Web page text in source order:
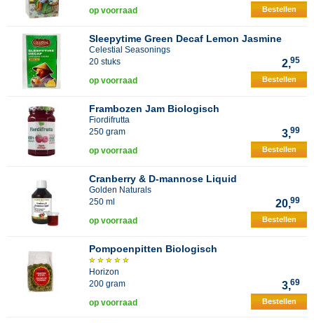
op voorraad Bestellen
Sleepytime Green Decaf Lemon Jasmine
Celestial Seasonings
20 stuks
2,95
op voorraad Bestellen
Frambozen Jam Biologisch
Fiordifrutta
250 gram
3,99
op voorraad Bestellen
Cranberry & D-mannose Liquid
Golden Naturals
250 ml
20,99
op voorraad Bestellen
Pompoenpitten Biologisch
Horizon
200 gram
3,69
op voorraad Bestellen